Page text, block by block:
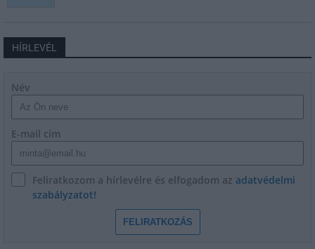
HÍRLEVÉL
Név
E-mail cím
Feliratkozom a hírlevélre és elfogadom az adatvédelmi
szabályzatot!
FELIRATKOZÁS